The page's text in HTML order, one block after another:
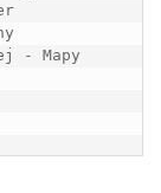
- Mapy